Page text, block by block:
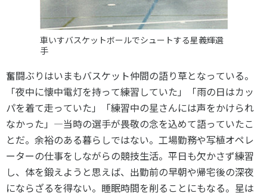
車いすバスケットボールでシュートする星義輝選
手
奮闘ぶりはいまもバスケット仲間の語り草となっている。
「夜中に懐中電灯を持って練習していた」「雨の日はカッ
パを着て走っていた」「練習中の星さんには声をかけられ
なかった」―当時の選手が畏敬の念を込めて語っていたこ
とだ。余裕のある暮らしではない。工場勤務や写植オペレ
ーターの仕事をしながらの競技生活。平日も欠かさず練習
し、体を鍛えようと思えば、出勤前の早朝や帰宅後の深夜
にならざるを得ない。睡眠時間を削ることにもなる。星は